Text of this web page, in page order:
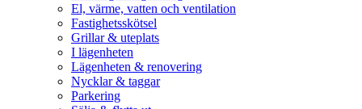
El, värme, vatten och ventilation
Fastighetsskötsel
Grillar & uteplats
I lägenheten
Lägenheten & renovering
Nycklar & taggar
Parkering